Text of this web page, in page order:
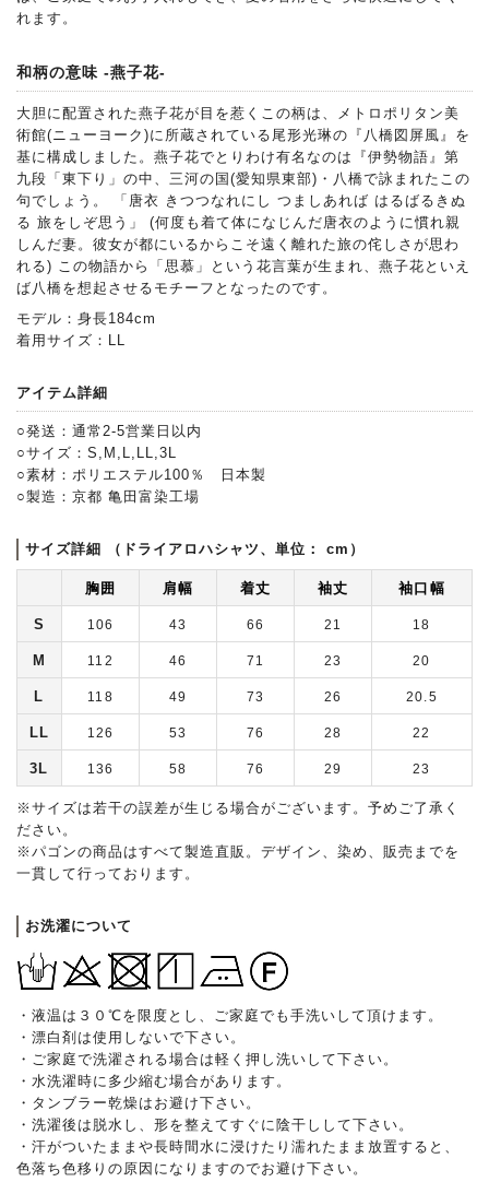
れます。
和柄の意味 -燕子花-
大胆に配置された燕子花が目を惹くこの柄は、メトロポリタン美
術館(ニューヨーク)に所蔵されている尾形光琳の『八橋図屏風』を
基に構成しました。燕子花でとりわけ有名なのは『伊勢物語』第
九段「東下り」の中、三河の国(愛知県東部)・八橋で詠まれたこの
句でしょう。 「唐衣 きつつなれにし つましあれば はるばるきぬ
る 旅をしぞ思う」 (何度も着て体になじんだ唐衣のように慣れ親
しんだ妻。彼女が都にいるからこそ遠く離れた旅の侘しさが思わ
れる) この物語から「思慕」という花言葉が生まれ、燕子花といえ
ば八橋を想起させるモチーフとなったのです。
モデル：身長184cm
着用サイズ：LL
アイテム詳細
○発送：通常2-5営業日以内
○サイズ：S,M,L,LL,3L
○素材：ポリエステル100％ 日本製
○製造：京都 亀田富染工場
サイズ詳細 （ドライアロハシャツ、単位： cm）
胸囲 肩幅 着丈 袖丈 袖口幅
S 106 43 66 21 18
M 112 46 71 23 20
L 118 49 73 26 20.5
LL 126 53 76 28 22
3L 136 58 76 29 23
※サイズは若干の誤差が生じる場合がございます。予めご了承く
ださい。
※パゴンの商品はすべて製造直販。デザイン、染め、販売までを
一貫して行っております。
お洗濯について
・液温は３０℃を限度とし、ご家庭でも手洗いして頂けます。
・漂白剤は使用しないで下さい。
・ご家庭で洗濯される場合は軽く押し洗いして下さい。
・水洗濯時に多少縮む場合があります。
・タンブラー乾燥はお避け下さい。
・洗濯後は脱水し、形を整えてすぐに陰干しして下さい。
・汗がついたままや長時間水に浸けたり濡れたまま放置すると、
色落ち色移りの原因になりますのでお避け下さい。